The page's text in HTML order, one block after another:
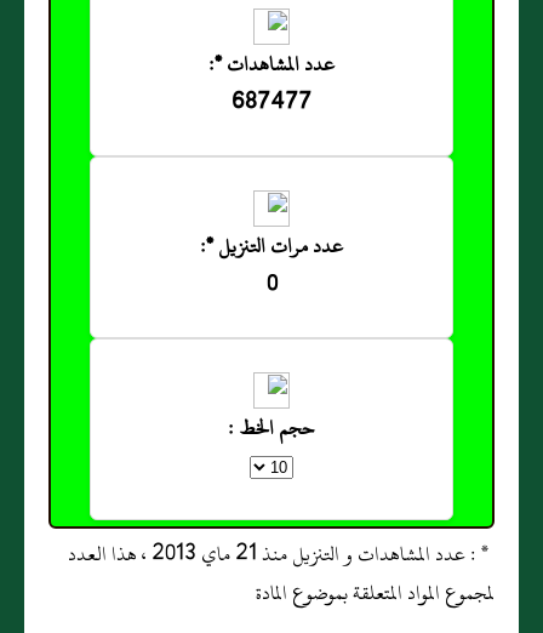
عدد المشاهدات *:
687477
عدد مرات التنزيل *:
0
حجم الخط :
* : عدد المشاهدات و التنزيل منذ 21 ماي 2013 ، هذا العدد
لمجموع المواد المتعلقة بموضوع المادة